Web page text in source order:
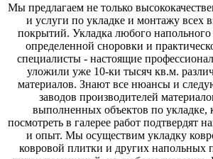
Мы предлагаем не только
и услуги по укладке и монтажу всех
покрытий. Укладка любого напольного
определенной сноровки и
специалисты - настоящие
уложили уже 10-ки тысяч кв.м.
материалов. Знают все нюансы и
заводов производителей
выполненных объектов по укладке,
посмотреть в галерее работ подтвердят
и опыт. Мы осуществим укладку
ковровой плитки и других напольных